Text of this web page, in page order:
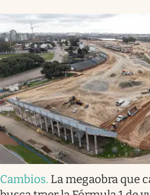
Cambios. La megaobra que